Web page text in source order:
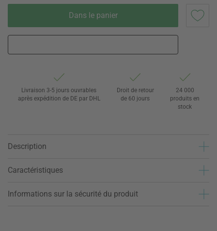
Dans le panier
Livraison 3-5 jours ouvrables
après expédition de DE par DHL
Droit de retour
de 60 jours
24 000
produits en
stock
Description
Caractéristiques
Informations sur la sécurité du produit